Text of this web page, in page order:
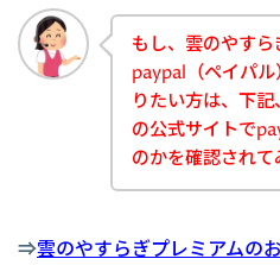
もし、雲のやす
paypal（ペイパ
りたい方は、下
の公式サイトで
のかを確認され
⇒雲のやすらぎプレミアムの